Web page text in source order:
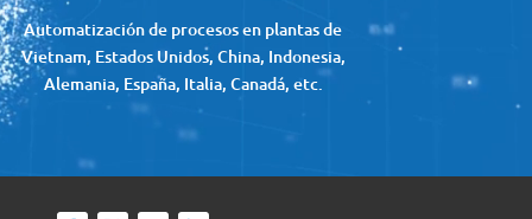
Automatización de procesos en plantas de
Vietnam, Estados Unidos, China, Indonesia,
Alemania, España, Italia, Canadá, etc.